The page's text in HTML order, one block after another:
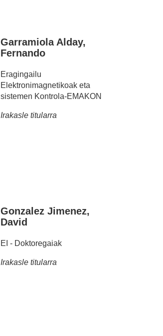
Garramiola Alday,
Fernando
Eragingailu
Elektronimagnetikoak eta
sistemen Kontrola-EMAKON
Irakasle titularra
Gonzalez Jimenez,
David
EI - Doktoregaiak
Irakasle titularra